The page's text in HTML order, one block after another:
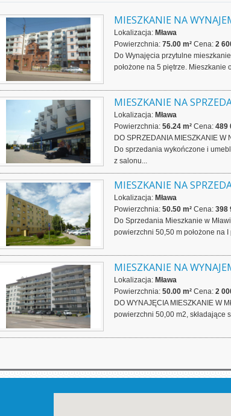
MIESZKANIE NA
Lokalizacja: Mława
Powierzchnia: 75.00 m² Cena: 2
Do Wynajęcia przytulne
położone na 5 piętrze. Mieszkanie
MIESZKANIE NA
Lokalizacja: Mława
Powierzchnia: 56.24 m² Cena: 489
DO SPRZEDANIA MIESZKANIE W
Do sprzedania wykończone i
z salonu...
MIESZKANIE NA
Lokalizacja: Mława
Powierzchnia: 50.50 m² Cena: 398
Do Sprzedania Mieszkanie w
powierzchni 50,50 m położone na
MIESZKANIE NA
Lokalizacja: Mława
Powierzchnia: 50.00 m² Cena: 2
DO WYNAJĘCIA MIESZKANIE W
powierzchni 50,00 m2, składające